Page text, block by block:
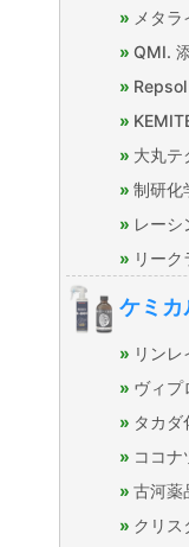
メタ
QMI.
大丸テ
制研化
レーシ
リーク
ケミカ
リンレ
ヴィ
タカダ
ココナ
古河薬
クリス